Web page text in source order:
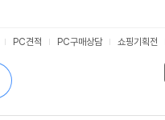
PC견적 PC구매상담 쇼핑기획전